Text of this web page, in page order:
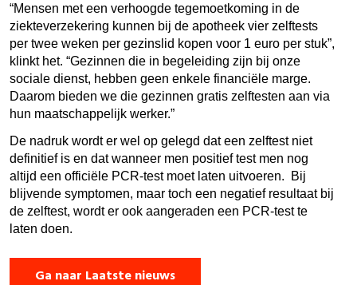
“Mensen met een verhoogde tegemoetkoming in de
ziekteverzekering kunnen bij de apotheek vier zelftests
per twee weken per gezinslid kopen voor 1 euro per stuk”,
klinkt het. “Gezinnen die in begeleiding zijn bij onze
sociale dienst, hebben geen enkele financiële marge.
Daarom bieden we die gezinnen gratis zelftesten aan via
hun maatschappelijk werker.”
De nadruk wordt er wel op gelegd dat een zelftest niet
definitief is en dat wanneer men positief test men nog
altijd een officiële PCR-test moet laten uitvoeren. Bij
blijvende symptomen, maar toch een negatief resultaat bij
de zelftest, wordt er ook aangeraden een PCR-test te
laten doen.
Ga naar Laatste nieuws